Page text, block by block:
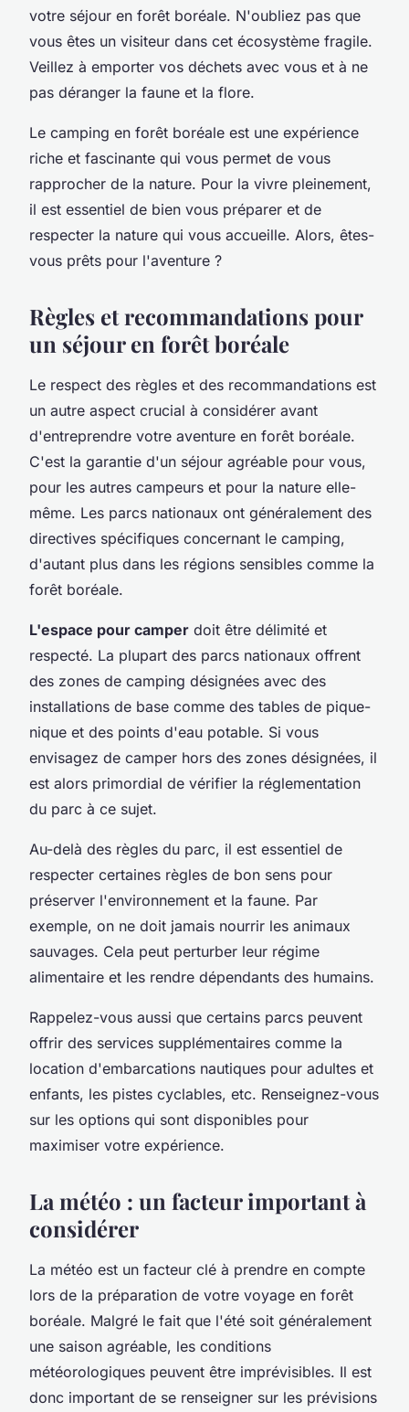
votre séjour en forêt boréale. N'oubliez pas que
vous êtes un visiteur dans cet écosystème fragile.
Veillez à emporter vos déchets avec vous et à ne
pas déranger la faune et la flore.
Le camping en forêt boréale est une expérience
riche et fascinante qui vous permet de vous
rapprocher de la nature. Pour la vivre pleinement,
il est essentiel de bien vous préparer et de
respecter la nature qui vous accueille. Alors, êtes-
vous prêts pour l'aventure ?
Règles et recommandations pour
un séjour en forêt boréale
Le respect des règles et des recommandations est
un autre aspect crucial à considérer avant
d'entreprendre votre aventure en forêt boréale.
C'est la garantie d'un séjour agréable pour vous,
pour les autres campeurs et pour la nature elle-
même. Les parcs nationaux ont généralement des
directives spécifiques concernant le camping,
d'autant plus dans les régions sensibles comme la
forêt boréale.
L'espace pour camper doit être délimité et
respecté. La plupart des parcs nationaux offrent
des zones de camping désignées avec des
installations de base comme des tables de pique-
nique et des points d'eau potable. Si vous
envisagez de camper hors des zones désignées, il
est alors primordial de vérifier la réglementation
du parc à ce sujet.
Au-delà des règles du parc, il est essentiel de
respecter certaines règles de bon sens pour
préserver l'environnement et la faune. Par
exemple, on ne doit jamais nourrir les animaux
sauvages. Cela peut perturber leur régime
alimentaire et les rendre dépendants des humains.
Rappelez-vous aussi que certains parcs peuvent
offrir des services supplémentaires comme la
location d'embarcations nautiques pour adultes et
enfants, les pistes cyclables, etc. Renseignez-vous
sur les options qui sont disponibles pour
maximiser votre expérience.
La météo : un facteur important à
considérer
La météo est un facteur clé à prendre en compte
lors de la préparation de votre voyage en forêt
boréale. Malgré le fait que l'été soit généralement
une saison agréable, les conditions
météorologiques peuvent être imprévisibles. Il est
donc important de se renseigner sur les prévisions